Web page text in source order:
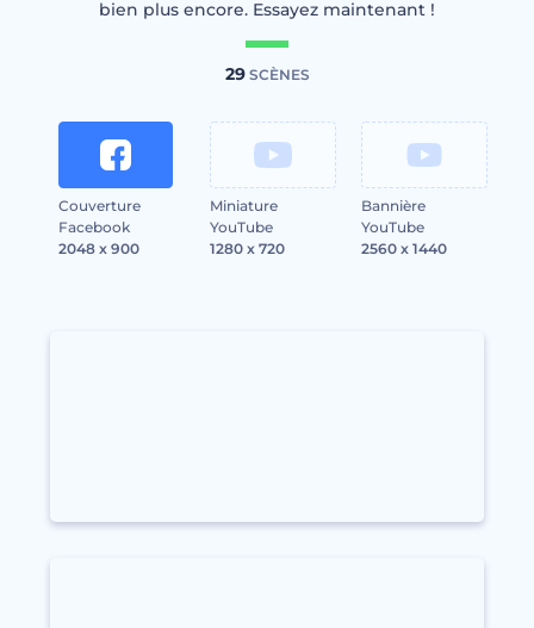
bien plus encore. Essayez maintenant !
29SCÈNES
Couverture
Facebook
2048 x 900
Miniature
YouTube
1280 x 720
Bannière
YouTube
2560 x 1440